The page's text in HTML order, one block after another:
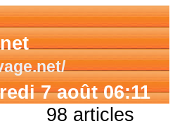
7 août 06:11
98 articles